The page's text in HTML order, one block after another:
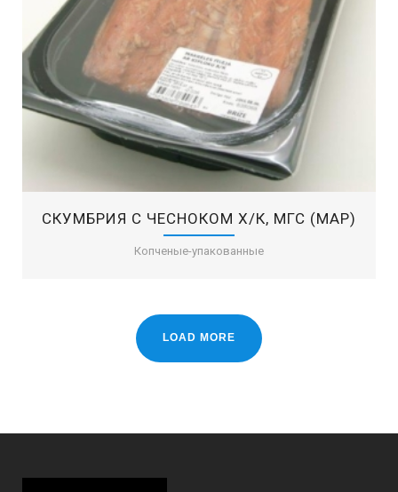
СКУМБРИЯ С ЧЕСНОКОМ Х/К, МГС (MAP)
Копченые-упакованные
LOAD MORE